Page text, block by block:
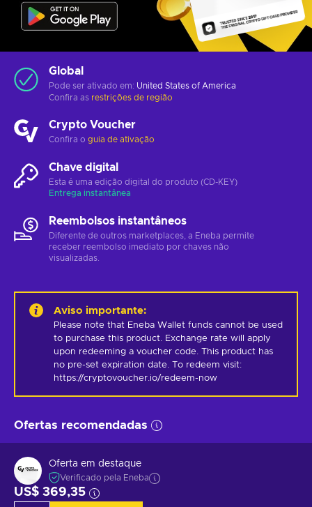
Global
Pode ser ativado em: United States of America
Confira as restrições de região
Crypto Voucher
Confira o guia de ativação
Chave digital
Esta é uma edição digital do produto (CD-KEY)
Entrega instantânea
Reembolsos instantâneos
Diferente de outros marketplaces, a Eneba permite
receber reembolso imediato por chaves não
visualizadas.
Aviso importante:
Please note that Eneba Wallet funds cannot be used
to purchase this product. Exchange rate will apply
upon redeeming a voucher code. This product has
no pre-set expiration date. To redeem visit:
https://cryptovoucher.io/redeem-now
Ofertas recomendadas
Oferta em destaque
Verificado pela Eneba
US$ 369,35